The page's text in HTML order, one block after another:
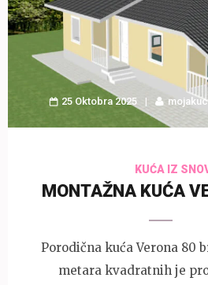
25 Oktobra 2025
KUĆA IZ
MONTAŽNA KUĆA
Porodična kuća Verona 80
metara kvadratnih je